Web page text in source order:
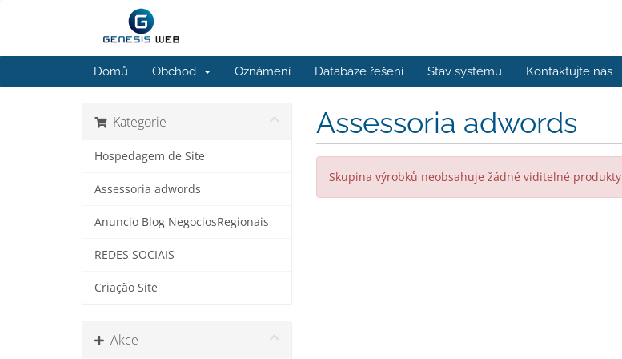
Domů Obchod Oznámení Databáze řešení Stav systému Kontaktujte nás
Kategorie
Hospedagem de Site
Assessoria adwords
Anuncio Blog NegociosRegionais
REDES SOCIAIS
Criação Site
Akce
Assessoria adwords
Skupina výrobků neobsahuje žádné viditelné produkty